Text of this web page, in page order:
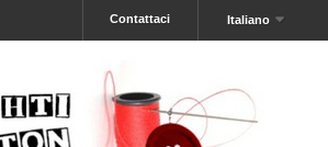
Italiano
Contattaci